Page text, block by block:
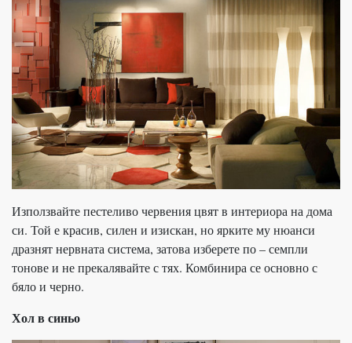
Използвайте пестеливо червения цвят в интериора на дома
си. Той е красив, силен и изискан, но ярките му нюанси
дразнят нервната система, затова изберете по – семпли
тонове и не прекалявайте с тях. Комбинира се основно с
бяло и черно.
Хол в синьо